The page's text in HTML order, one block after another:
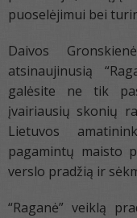
puoselėjimui bei
Daivos
atsinaujinusią
galėsite ne tik
įvairiausių skonių
Lietuvos
pagamintų maisto
verslo pradžią ir
“Raganė” veiklą